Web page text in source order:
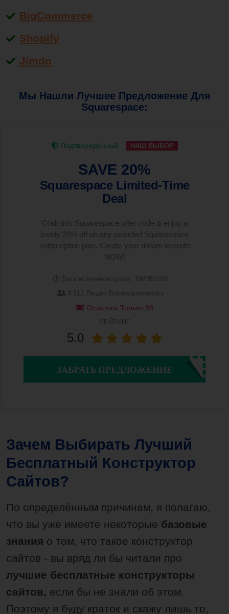
BigCommerce
Shopify
Jimdo
Мы Нашли Лучшее Предложение Для
Squarespace:
Подтверждённый НАШ ВЫБОР
SAVE 20%
Squarespace Limited-Time
Deal
Grab this Squarespace offer code & enjoy a
lovely 20% off on any selected Squarespace
subscription plan. Create your dream website
NOW!
Дата истечения срока : 09/08/2026
4,512 Людей Воспользовались
Осталось Только 88
РЕЙТИНГ
5.0
ЗАБРАТЬ ПРЕДЛОЖЕНИЕ
Зачем Выбирать Лучший
Бесплатный Конструктор
Сайтов?
По определённым причинам, я полагаю,
что вы уже имеете некоторые базовые
знания о том, что такое конструктор
сайтов - вы вряд ли бы читали про
лучшие бесплатные конструкторы
сайтов, если бы не знали об этом.
Поэтому я буду краток и скажу лишь то,